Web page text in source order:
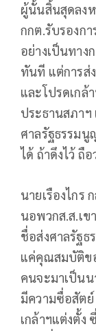
ผู้นั้นสิ้นสุดลงห
กกต.รับรองก
อย่างเป็นทาง
ทันที แต่การส่
และโปรดเกล้
ประธานสภาฯ
ศาลรัฐธรรมนู
ได้ ถ้าดึงไว้ ถื
นายเรืองไกร
นอพวกส.ส.เข
ชื่อส่งศาลรัฐ
แค่คุณสมบัติข
คนจะมาเป็นน
มีความซื่อสัตย์
เกล้าฯแต่งตั้ง